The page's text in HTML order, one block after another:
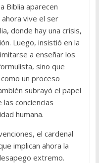
Biblia aparecen
ahora vive el ser
donde hay una crisis,
Luego, insistió en la
a enseñar los
sino que
un proceso
subrayó el papel
conciencias
humana.
el cardenal
implican ahora la
extremo.